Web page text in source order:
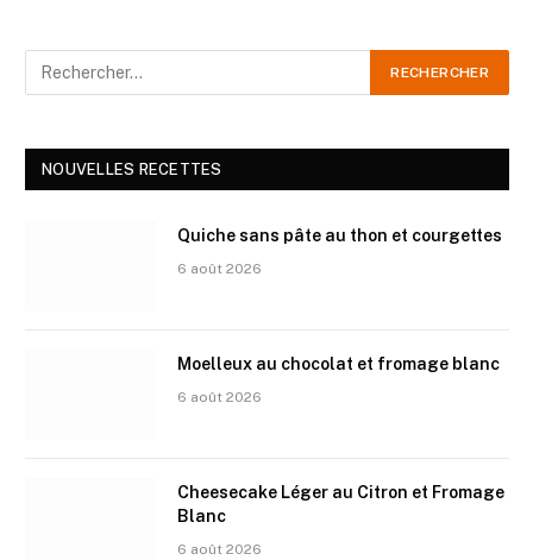
NOUVELLES RECETTES
Quiche sans pâte au thon et courgettes
6 août 2026
Moelleux au chocolat et fromage blanc
6 août 2026
Cheesecake Léger au Citron et Fromage
Blanc
6 août 2026